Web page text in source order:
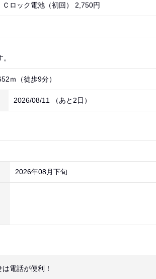
ロック電池（初回） 2,750円
ｍ（徒歩9分）
2026/08/11 （あと 2日 ）
2026年08月下旬
電話が便利！